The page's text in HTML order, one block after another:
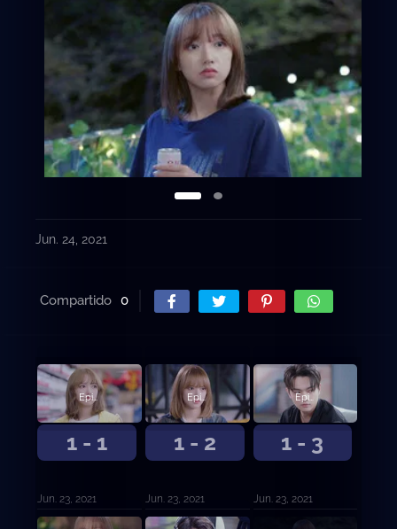
Jun. 24, 2021
Compartido 0
1 - 1
Episodio 1
Jun. 23, 2021
1 - 2
Episodio 2
Jun. 23, 2021
1 - 3
Episodio 3
Jun. 23, 2021